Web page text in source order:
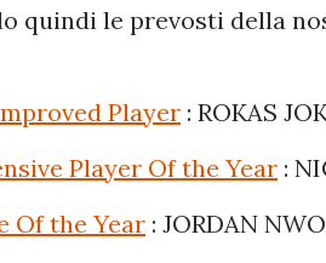
quindi le prevosti della
Player : ROKAS
Player Of the Year :
Of the Year : JORDAN